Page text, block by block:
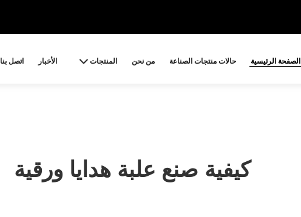
الصفحة الرئيسية حالات منتجات الصناعة من نحن المنتجات الأخبار اتصل بنا
كيفية صنع علبة هدايا ورقية